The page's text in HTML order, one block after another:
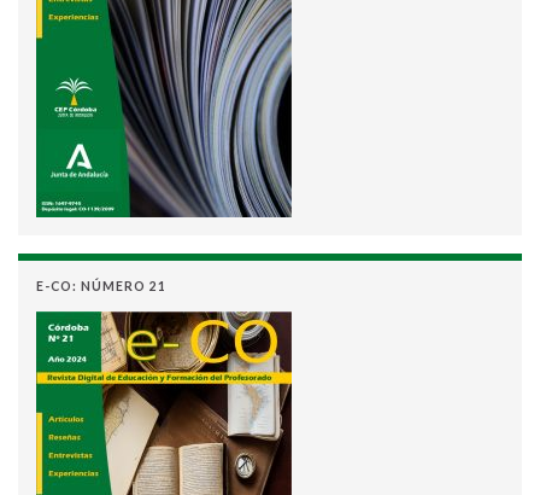
E-CO: NÚMERO 21